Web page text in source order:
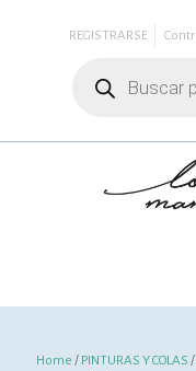
REGISTRARSE
productos
Home / PINTURAS Y COLAS /